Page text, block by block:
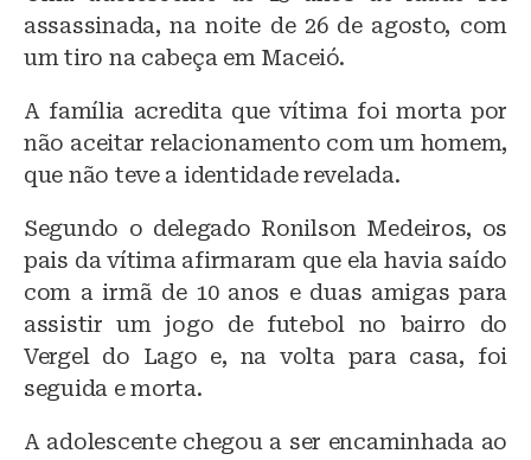
assassinada, na noite de 26 de agosto, com
um tiro na cabeça em Maceió.
A família acredita que vítima foi morta por
não aceitar relacionamento com um homem,
que não teve a identidade revelada.
Segundo o delegado Ronilson Medeiros, os
pais da vítima afirmaram que ela havia saído
com a irmã de 10 anos e duas amigas para
assistir um jogo de futebol no bairro do
Vergel do Lago e, na volta para casa, foi
seguida e morta.
A adolescente chegou a ser encaminhada ao